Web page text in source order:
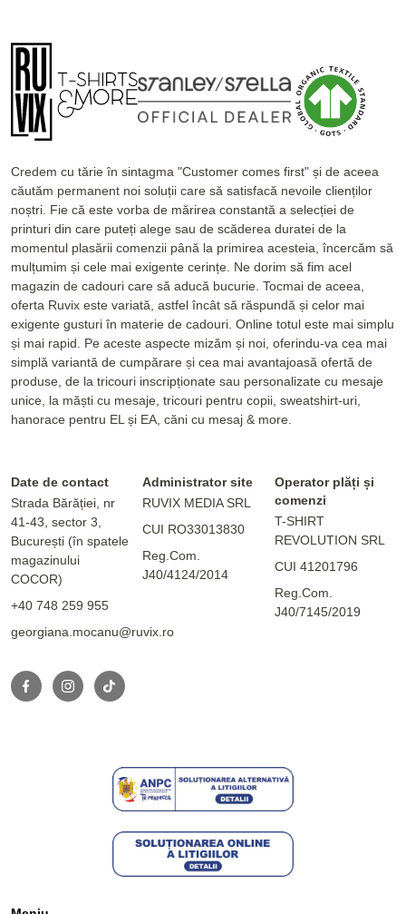
Credem cu tărie în sintagma "Customer comes first" și de aceea
căutăm permanent noi soluții care să satisfacă nevoile clienților
noștri. Fie că este vorba de mărirea constantă a selecției de
printuri din care puteți alege sau de scăderea duratei de la
momentul plasării comenzii până la primirea acesteia, încercăm să
mulțumim și cele mai exigente cerințe. Ne dorim să fim acel
magazin de cadouri care să aducă bucurie. Tocmai de aceea,
oferta Ruvix este variată, astfel încât să răspundă și celor mai
exigente gusturi în materie de cadouri. Online totul este mai simplu
și mai rapid. Pe aceste aspecte mizăm și noi, oferindu-va cea mai
simplă variantă de cumpărare și cea mai avantajoasă ofertă de
produse, de la tricouri inscripționate sau personalizate cu mesaje
unice, la măști cu mesaje, tricouri pentru copii, sweatshirt-uri,
hanorace pentru EL și EA, căni cu mesaj & more.
Date de contact
Strada Bărăției, nr
41-43, sector 3,
București (în spatele
magazinului
COCOR)
+40 748 259 955
georgiana.mocanu@ruvix.ro
Administrator site
RUVIX MEDIA SRL
CUI RO33013830
Reg.Com.
J40/4124/2014
Operator plăți și
comenzi
T-SHIRT
REVOLUTION SRL
CUI 41201796
Reg.Com.
J40/7145/2019